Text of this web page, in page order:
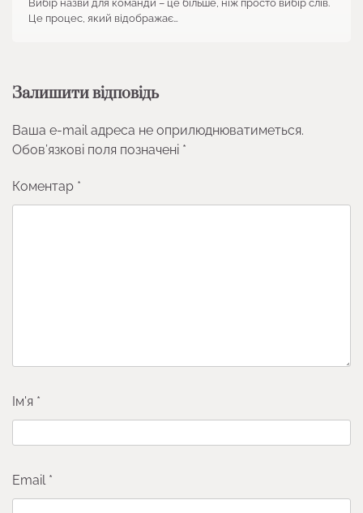
Вибір назви для команди – це більше, ніж просто вибір слів.
Це процес, який відображає…
Залишити відповідь
Ваша e-mail адреса не оприлюднюватиметься.
Обов’язкові поля позначені *
Коментар *
Ім'я *
Email *